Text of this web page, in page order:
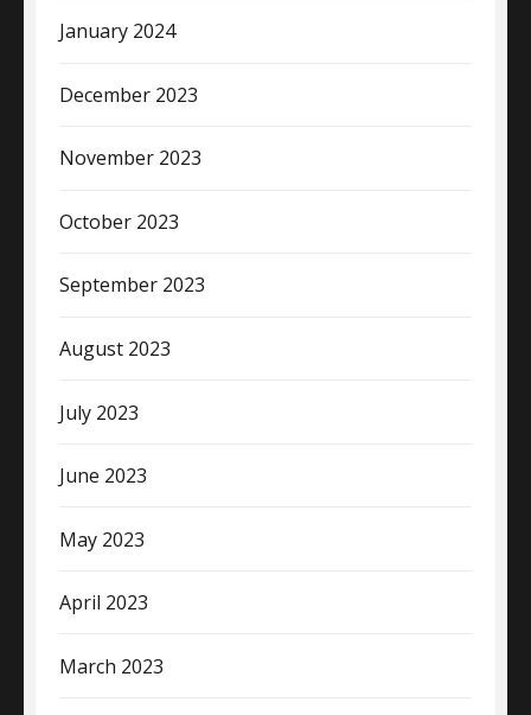
January 2024
December 2023
November 2023
October 2023
September 2023
August 2023
July 2023
June 2023
May 2023
April 2023
March 2023